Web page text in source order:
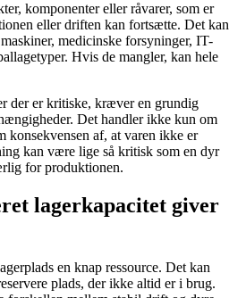
komponenter eller råvarer, som er
eller driften kan fortsætte. Det kan
medicinske forsyninger, IT-
Hvis de mangler, kan hele
der er kritiske, kræver en grundig
Det handler ikke kun om
konsekvensen af, at varen ikke er
kan være lige så kritisk som en dyr
for produktionen.
lagerkapacitet giver
en knap ressource. Det kan
plads, der ikke altid er i brug.